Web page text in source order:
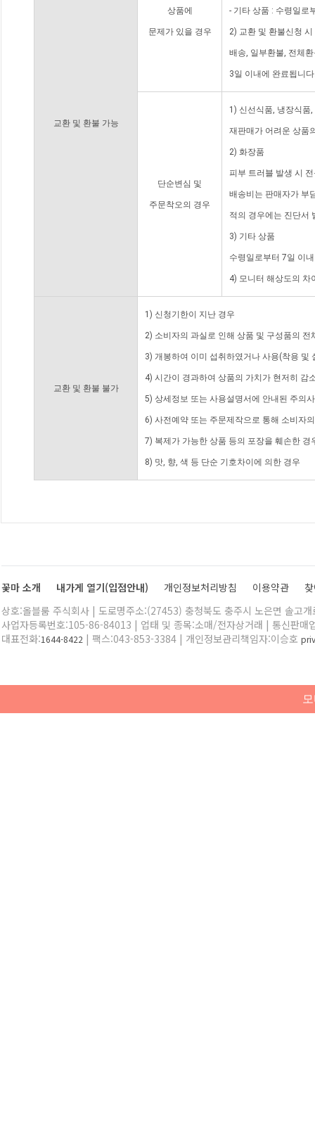
교환 및 환불 가능
상품에
문제가 있을 경우
- 기타 상품 : 수령일로
2) 교환 및 환불신청
배송, 일부환불, 전체
3일 이내에 완료됩니
단순변심 및
주문착오의 경우
1) 신선식품, 냉장식품
재판매가 어려운 상품
2) 화장품
피부 트러블 발생 시
배송비는 판매자가 부
적의 경우에는 진단서
3) 기타 상품
수령일로부터 7일 이
4) 모니터 해상도의 차
교환 및 환불 불가
1) 신청기한이 지난 경우
2) 소비자의 과실로 인해 상품 및 구성품의
3) 개봉하여 이미 섭취하였거나 사용(착용 및
4) 시간이 경과하여 상품의 가치가 현저히 감
5) 상세정보 또는 사용설명서에 안내된 주의
6) 사전예약 또는 주문제작으로 통해 소비자
7) 복제가 가능한 상품 등의 포장을 훼손한 경
8) 맛, 향, 색 등 단순 기호차이에 의한 경우
꽃마 소개 내가게 열기(입점안내) 개인정보처리방침 이용약관
상호:올블룸 주식회사 | 도로명주소:(27453) 충청북도 충주시 노은면 솔고
사업자등록번호:105-86-84013 | 업태 및 종목:소매/전자상거래 | 통신판매
대표전화:1644-8422 | 팩스:043-853-3384 | 개인정보관리책임자:이승호